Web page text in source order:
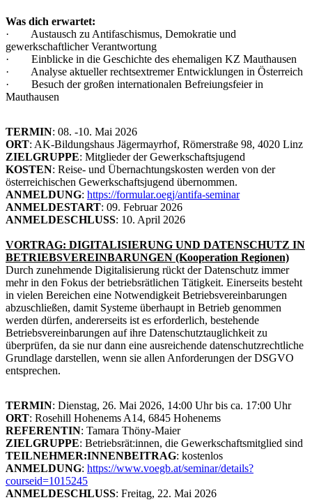
Was dich erwartet:
· Austausch zu Antifaschismus, Demokratie und
gewerkschaftlicher Verantwortung
· Einblicke in die Geschichte des ehemaligen KZ Mauthausen
· Analyse aktueller rechtsextremer Entwicklungen in Österreich
· Besuch der großen internationalen Befreiungsfeier in
Mauthausen
TERMIN: 08. -10. Mai 2026
ORT: AK-Bildungshaus Jägermayrhof, Römerstraße 98, 4020 Linz
ZIELGRUPPE: Mitglieder der Gewerkschaftsjugend
KOSTEN: Reise- und Übernachtungskosten werden von der
österreichischen Gewerkschaftsjugend übernommen.
ANMELDUNG: https://formular.oegj/antifa-seminar
ANMELDESTART: 09. Februar 2026
ANMELDESCHLUSS: 10. April 2026
VORTRAG: DIGITALISIERUNG UND DATENSCHUTZ IN
BETRIEBSVEREINBARUNGEN (Kooperation Regionen)
Durch zunehmende Digitalisierung rückt der Datenschutz immer
mehr in den Fokus der betriebsrätlichen Tätigkeit. Einerseits besteht
in vielen Bereichen eine Notwendigkeit Betriebsvereinbarungen
abzuschließen, damit Systeme überhaupt in Betrieb genommen
werden dürfen, andererseits ist es erforderlich, bestehende
Betriebsvereinbarungen auf ihre Datenschutztauglichkeit zu
überprüfen, da sie nur dann eine ausreichende datenschutzrechtliche
Grundlage darstellen, wenn sie allen Anforderungen der DSGVO
entsprechen.
TERMIN: Dienstag, 26. Mai 2026, 14:00 Uhr bis ca. 17:00 Uhr
ORT: Rosehill Hohenems A14, 6845 Hohenems
REFERENTIN: Tamara Thöny-Maier
ZIELGRUPPE: Betriebsrät:innen, die Gewerkschaftsmitglied sind
TEILNEHMER:INNENBEITRAG: kostenlos
ANMELDUNG: https://www.voegb.at/seminar/details?
courseid=1015245
ANMELDESCHLUSS: Freitag, 22. Mai 2026